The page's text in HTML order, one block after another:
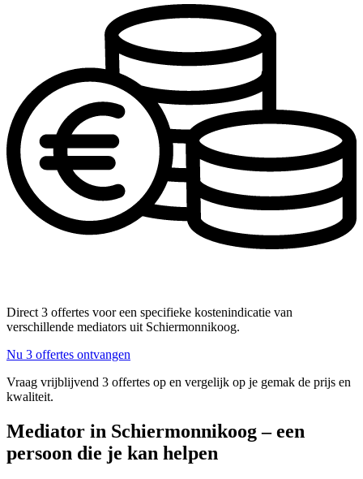
Direct 3 offertes voor een specifieke kostenindicatie van
verschillende mediators uit Schiermonnikoog.
Nu 3 offertes ontvangen
Vraag vrijblijvend 3 offertes op en vergelijk op je gemak de prijs en
kwaliteit.
Mediator in Schiermonnikoog – een
persoon die je kan helpen